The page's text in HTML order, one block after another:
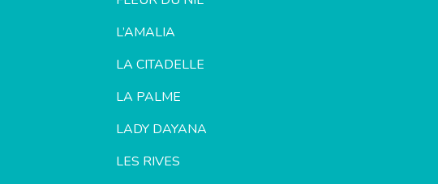
L’AMALIA
LA CITADELLE
LA PALME
LADY DAYANA
LES RIVES